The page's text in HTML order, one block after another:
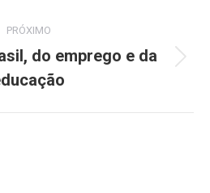
PRÓXIMO
Próximo
post:
do emprego e da